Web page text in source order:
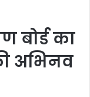
बोर्ड का
अभिनव